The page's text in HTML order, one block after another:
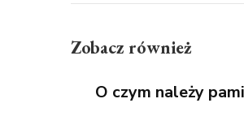
Zobacz również
O czym należy